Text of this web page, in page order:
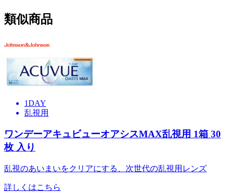
類似商品
1DAY
乱視用
ワンデーアキュビューオアシスMAX乱視用 1箱 30
枚 入り
乱視のあいまいをクリアにする、次世代の乱視用レンズ
詳しくはこちら